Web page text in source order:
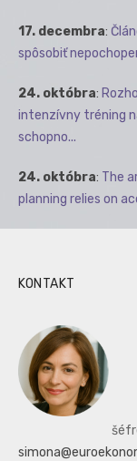
17. decembra:
spôsobiť
24. októbra:
intenzívny tréning
schopno...
24. októbra: The
planning relies on
KONTAKT